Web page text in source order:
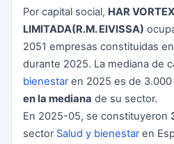
Por capital social, HAR
LIMITADA(R.M. EIVISSA)
2051 empresas constituidas en
durante 2025. La mediana de
bienestaren 2025 es de 3.000
en la mediana de su sector.
En 2025-05, se constituyeron
sector Salud y bienestaren